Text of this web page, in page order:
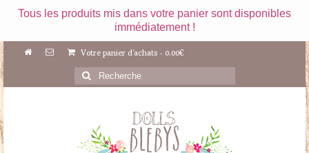
Tous les produits mis dans votre panier sont disponibles
immédiatement !
Votre panier d'achats - 0.00€
Rechercher
: